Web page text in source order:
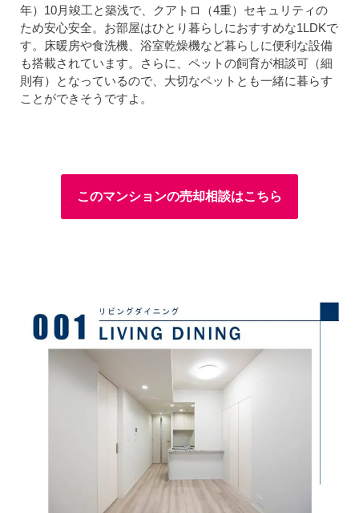
年）10月竣工と築浅で、クアトロ（4重）セキュリティの
ため安心安全。お部屋はひとり暮らしにおすすめな1LDKで
す。床暖房や食洗機、浴室乾燥機など暮らしに便利な設備
も搭載されています。さらに、ペットの飼育が相談可（細
則有）となっているので、大切なペットとも一緒に暮らす
ことができそうですよ。
このマンションの売却相談はこちら